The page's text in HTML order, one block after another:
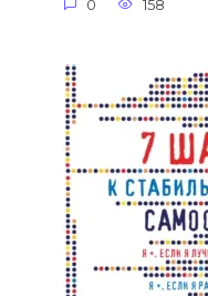
0 158